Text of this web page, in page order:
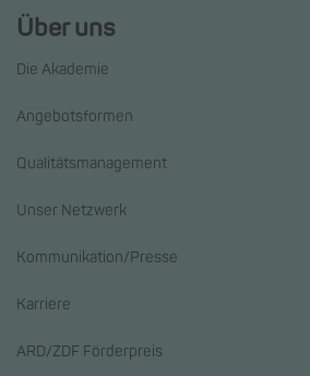
Über uns
Die Akademie
Angebotsformen
Qualitätsmanagement
Unser Netzwerk
Kommunikation/Presse
Karriere
ARD/ZDF Förderpreis